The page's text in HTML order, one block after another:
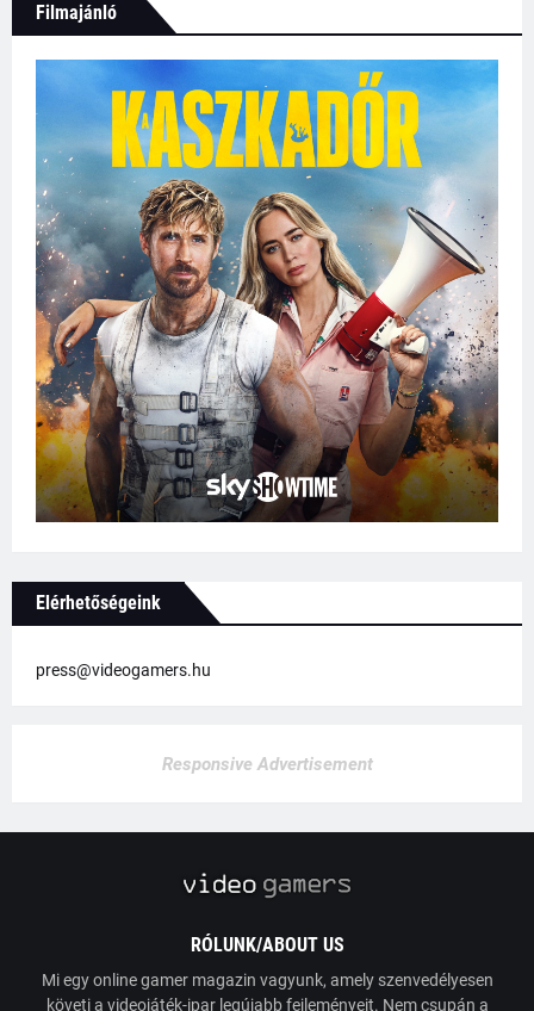
Filmajánló
Elérhetőségeink
press@videogamers.hu
Responsive Advertisement
RÓLUNK/ABOUT US
Mi egy online gamer magazin vagyunk, amely szenvedélyesen
követi a videojáték-ipar legújabb fejleményeit. Nem csupán a